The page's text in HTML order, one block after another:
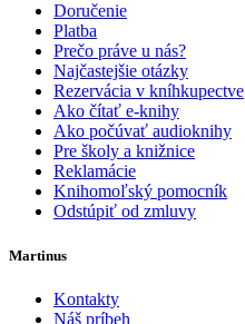
Doručenie
Platba
Prečo práve u nás?
Najčastejšie otázky
Rezervácia v kníhkupectve
Ako čítať e-knihy
Ako počúvať audioknihy
Pre školy a knižnice
Reklamácie
Knihomoľský pomocník
Odstúpiť od zmluvy
Martinus
Kontakty
Náš príbeh